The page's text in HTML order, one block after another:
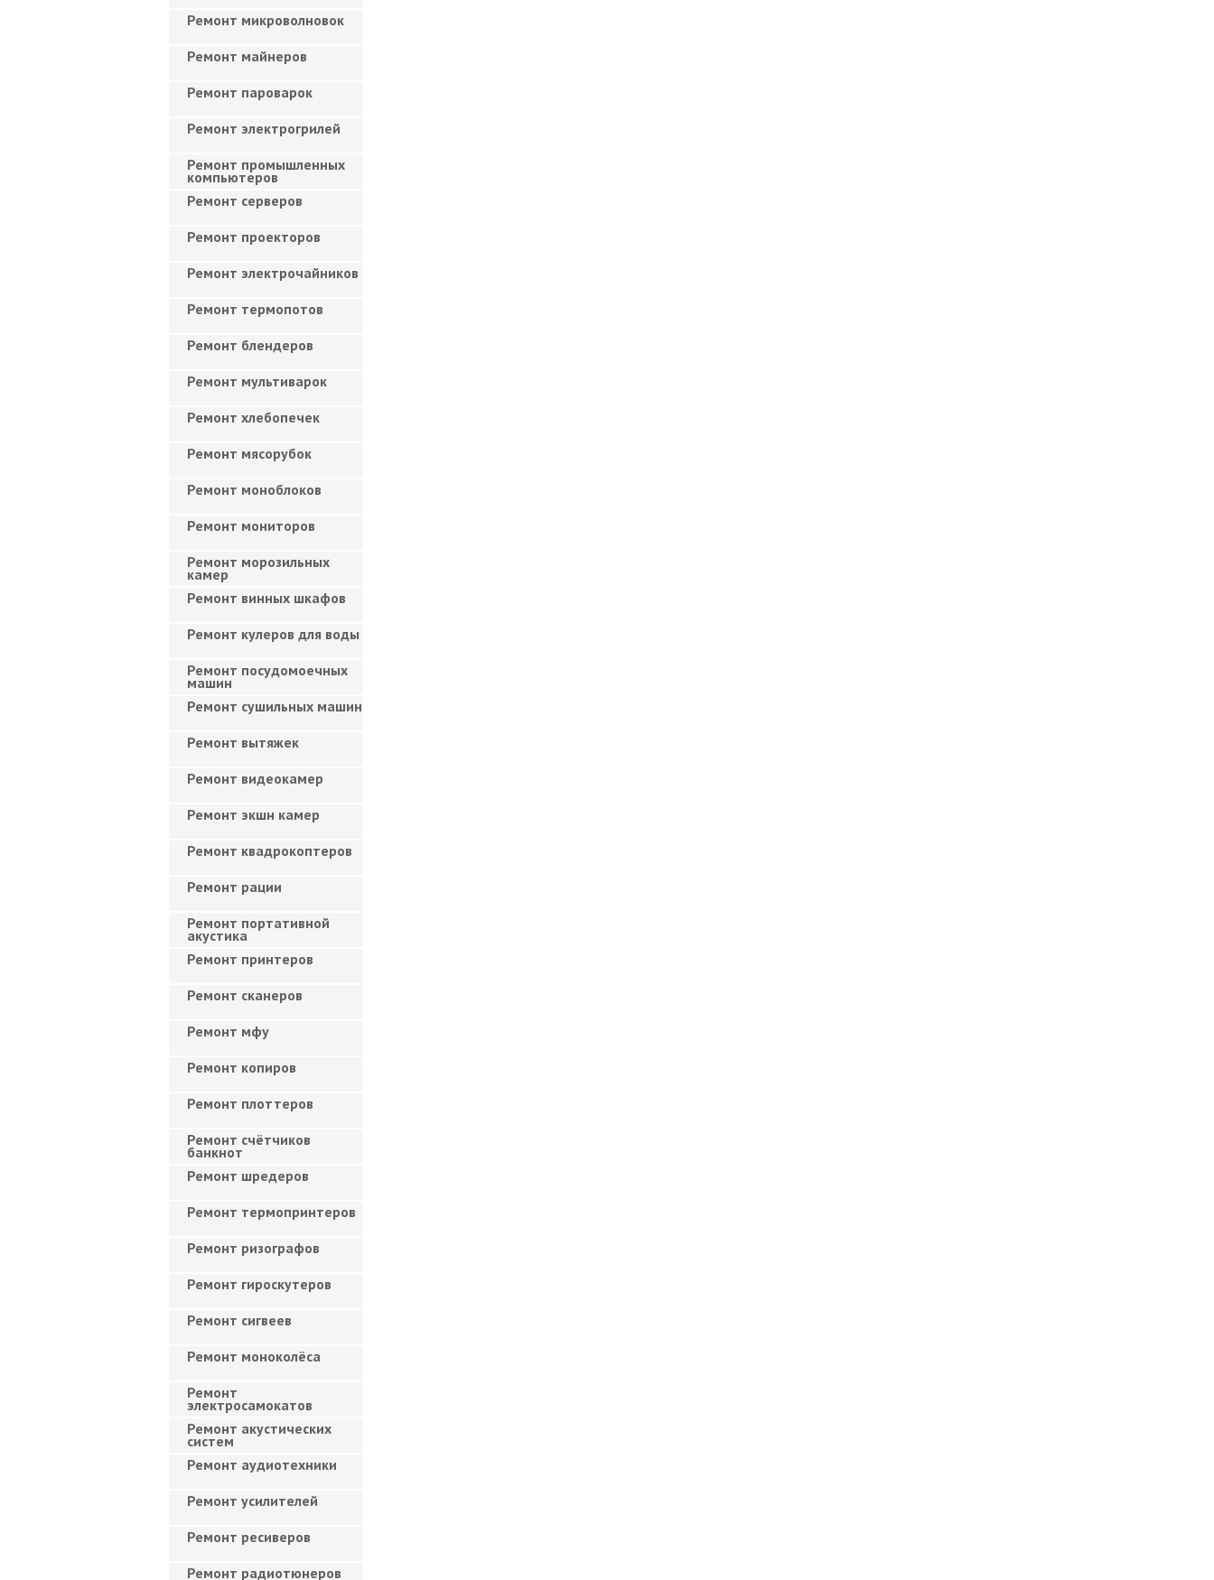
Ремонт микроволновок
Ремонт майнеров
Ремонт пароварок
Ремонт электрогрилей
Ремонт промышленных
компьютеров
Ремонт серверов
Ремонт проекторов
Ремонт электрочайников
Ремонт термопотов
Ремонт блендеров
Ремонт мультиварок
Ремонт хлебопечек
Ремонт мясорубок
Ремонт моноблоков
Ремонт мониторов
Ремонт морозильных
камер
Ремонт винных шкафов
Ремонт кулеров для воды
Ремонт посудомоечных
машин
Ремонт сушильных машин
Ремонт вытяжек
Ремонт видеокамер
Ремонт экшн камер
Ремонт квадрокоптеров
Ремонт рации
Ремонт портативной
акустика
Ремонт принтеров
Ремонт сканеров
Ремонт мфу
Ремонт копиров
Ремонт плоттеров
Ремонт счётчиков
банкнот
Ремонт шредеров
Ремонт термопринтеров
Ремонт ризографов
Ремонт гироскутеров
Ремонт сигвеев
Ремонт моноколёса
Ремонт
электросамокатов
Ремонт акустических
систем
Ремонт аудиотехники
Ремонт усилителей
Ремонт ресиверов
Ремонт радиотюнеров